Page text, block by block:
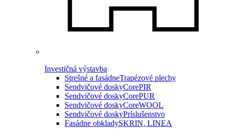
Investičná výstavba
Strešné a fasádneTrapézové plechy
Sendvičové doskyCorePIR
Sendvičové doskyCorePUR
Sendvičové doskyCoreWOOL
Sendvičové doskyPríslušenstvo
Fasádne obkladySKRIN, LINEA